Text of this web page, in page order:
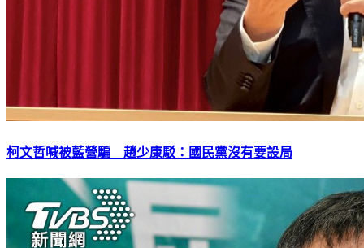
柯文哲喊被藍營騙 趙少康駁：國民黨沒有要設局